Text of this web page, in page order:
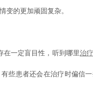
变的更加顽固复杂。
在一定盲目性，听到哪里治
些患者还会在治疗时偏信